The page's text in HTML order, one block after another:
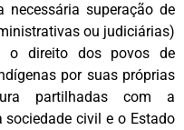
superação de
ou judiciárias)
o direito dos povos de
por suas próprias
partilhadas com a
civil e o Estado